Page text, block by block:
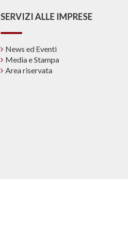
SERVIZI ALLE IMPRESE
News ed Eventi
Media e Stampa
Area riservata